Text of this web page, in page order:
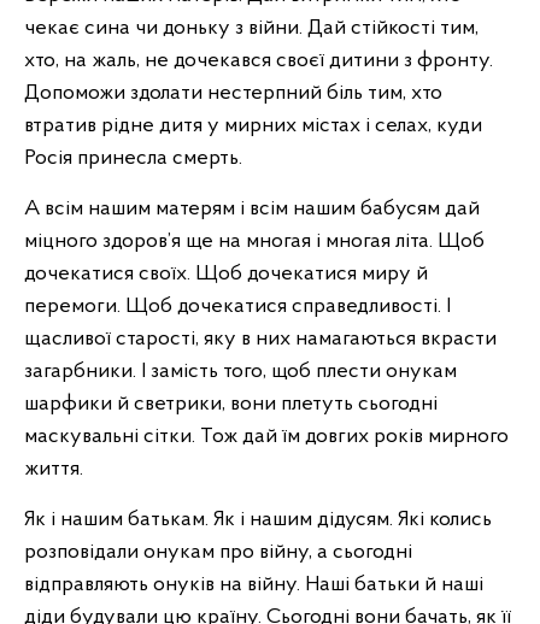
чекає сина чи доньку з війни. Дай стійкості тим,
хто, на жаль, не дочекався своєї дитини з фронту.
Допоможи здолати нестерпний біль тим, хто
втратив рідне дитя у мирних містах і селах, куди
Росія принесла смерть.
А всім нашим матерям і всім нашим бабусям дай
міцного здоров’я ще на многая і многая літа. Щоб
дочекатися своїх. Щоб дочекатися миру й
перемоги. Щоб дочекатися справедливості. І
щасливої старості, яку в них намагаються вкрасти
загарбники. І замість того, щоб плести онукам
шарфики й светрики, вони плетуть сьогодні
маскувальні сітки. Тож дай їм довгих років мирного
життя.
Як і нашим батькам. Як і нашим дідусям. Які колись
розповідали онукам про війну, а сьогодні
відправляють онуків на війну. Наші батьки й наші
діди будували цю країну. Сьогодні вони бачать, як її